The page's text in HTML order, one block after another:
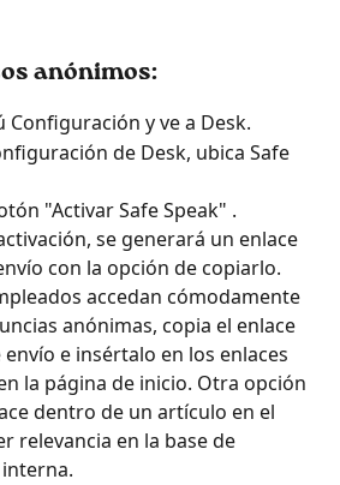
anónimos:
Configuración y ve a Desk.
de Desk, ubica Safe
"Activar Safe Speak" .
se generará un enlace
con la opción de copiarlo.
accedan cómodamente
anónimas, copia el enlace
e insértalo en los enlaces
la página de inicio. Otra opción
dentro de un artículo en el
relevancia en la base de